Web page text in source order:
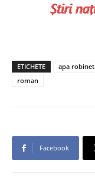
ETICHETE apa robinet
roman
Facebook